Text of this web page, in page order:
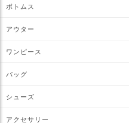
ボトムス
アウター
ワンピース
バッグ
シューズ
アクセサリー